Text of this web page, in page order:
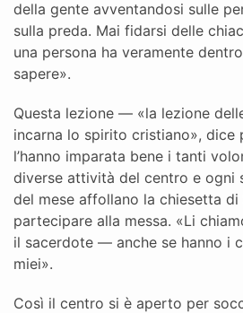
della gente avventandosi sulle
sulla preda. Mai fidarsi delle
una persona ha veramente
sapere».
Questa lezione — «la lezione
incarna lo spirito cristiano»,
l’hanno imparata bene i tanti
diverse attività del centro e ogni
del mese affollano la chiesetta di
partecipare alla messa. «Li
il sacerdote — anche se hanno i
miei».
Così il centro si è aperto per